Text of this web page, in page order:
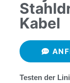
Kabel
Testen der